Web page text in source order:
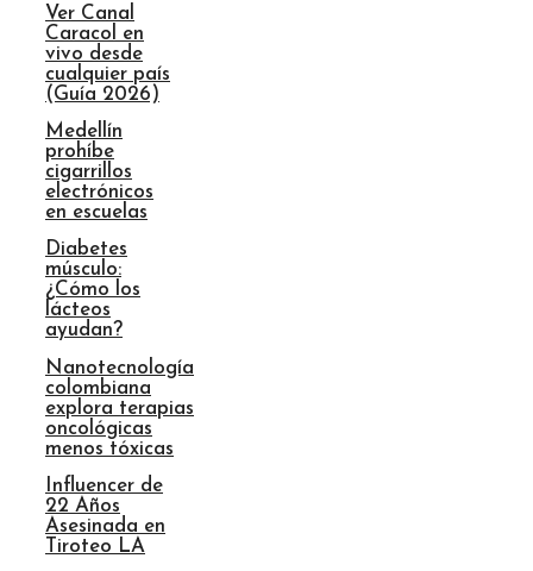
Ver Canal
Caracol en
vivo desde
cualquier país
(Guía 2026)
Medellín
prohíbe
cigarrillos
electrónicos
en escuelas
Diabetes
músculo:
¿Cómo los
lácteos
ayudan?
Nanotecnología
colombiana
explora terapias
oncológicas
menos tóxicas
Influencer de
22 Años
Asesinada en
Tiroteo LA